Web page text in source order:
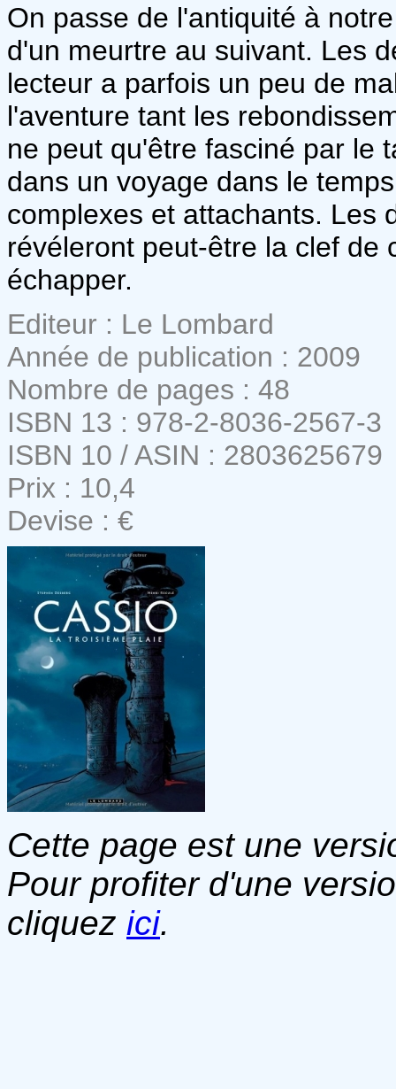
On passe de l'antiquité à
d'un meurtre au suivant. Les
lecteur a parfois un peu de
l'aventure tant les
ne peut qu'être fasciné par le
dans un voyage dans le
complexes et attachants. Les
révéleront peut-être la clef de
échapper.
Editeur : Le Lombard
Année de publication : 2009
Nombre de pages : 48
ISBN 13 : 978-2-8036-2567-3
ISBN 10 / ASIN : 2803625679
Prix : 10,4
Devise : €
Cette page est une
Pour profiter d'une
cliquez ici.